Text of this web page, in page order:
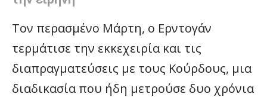
Τον περασμένο Μάρτη, ο Ερντογάν
τερμάτισε την εκκεχειρία και τις
διαπραγματεύσεις με τους Κούρδους, μια
διαδικασία που ήδη μετρούσε δυο χρόνια